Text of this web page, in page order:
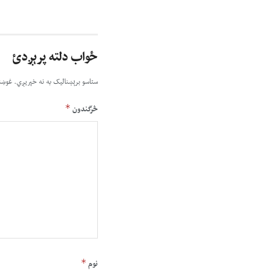
ځواب دلته پرېږدئ
ستاسو برېښناليک به نه خپريږي.
څرگندون*
نوم*